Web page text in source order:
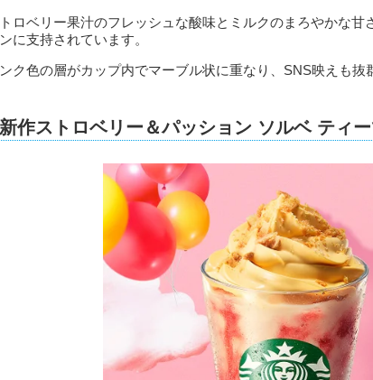
ロベリー果汁のフレッシュな酸味とミルクのまろやかな甘
に支持されています。
ク色の層がカップ内でマーブル状に重なり、SNS映えも抜
新作ストロベリー＆パッション ソルベ ティ